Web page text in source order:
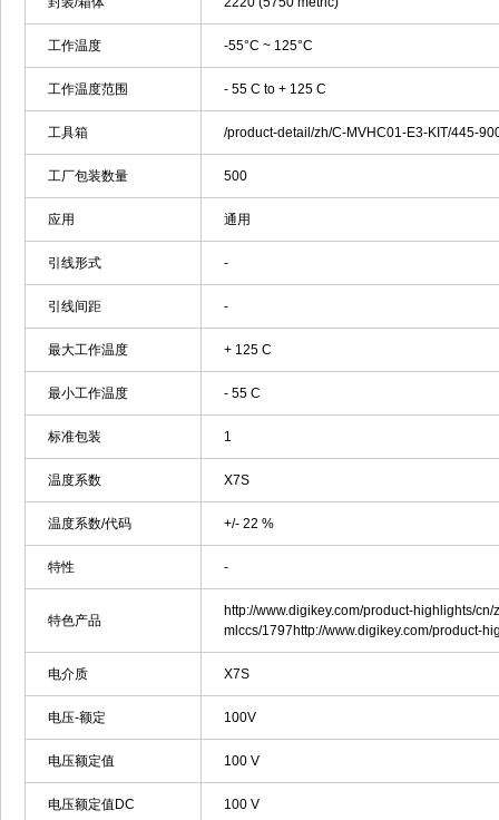
工作温度 -55°C ~ 125°C
工作温度范围 - 55 C to + 125 C
工具箱 /product-detail/zh/C-MVHC01-E3-KIT/445-
工厂包装数量 500
应用 通用
引线形式 -
引线间距 -
最大工作温度 + 125 C
最小工作温度 - 55 C
标准包装 1
温度系数 X7S
温度系数/代码 +/- 22 %
特性 -
特色产品
http://www.digikey.com/product-highlights/
mlccs/1797http://www.digikey.com/product-
电介质 X7S
电压-额定 100V
电压额定值 100 V
电压额定值DC 100 V